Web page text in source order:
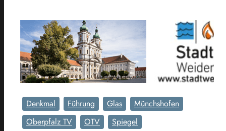
Denkmal Führung Glas
Münchshofen
Oberpfalz TV
OTV
Spiegel